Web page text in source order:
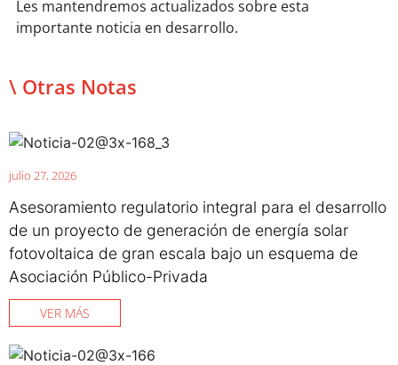
Les mantendremos actualizados sobre esta
importante noticia en desarrollo.
\ Otras Notas
julio 27, 2026
Asesoramiento regulatorio integral para el desarrollo
de un proyecto de generación de energía solar
fotovoltaica de gran escala bajo un esquema de
Asociación Público-Privada
VER MÁS